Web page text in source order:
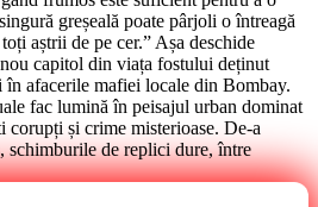
greșeală poate pârjoli o întreagă
aștrii de pe cer.” Așa deschide
capitol din viața fostului deținut
afacerile mafiei locale din Bombay.
fac lumină în peisajul urban dominat
și crime misterioase. De-a
de replici dure, între